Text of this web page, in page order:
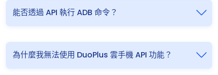
能否透過 API 執行 ADB 命令？
為什麼我無法使用 DuoPlus 雲手機 API 功能？